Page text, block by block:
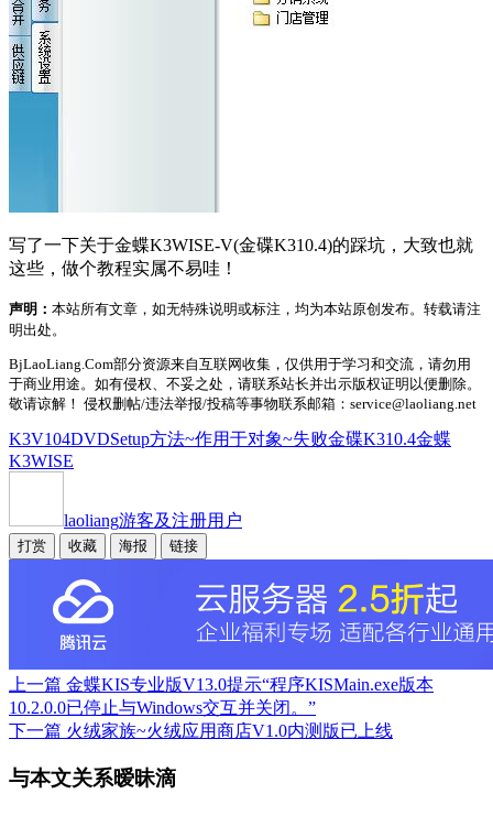
写了一下关于金蝶K3WISE-V(金碟K310.4)的踩坑，大致也就
这些，做个教程实属不易哇！
声明： 本站所有文章，如无特殊说明或标注，均为本站原创发布。转载请注
明出处。
BjLaoLiang.Com部分资源来自互联网收集，仅供用于学习和交流，请勿用
于商业用途。如有侵权、不妥之处，请联系站长并出示版权证明以便删除。
敬请谅解！ 侵权删帖/违法举报/投稿等事物联系邮箱：service@laoliang.net
K3V104DVDSetup方法~作用于对象~失败金碟K310.4金蝶
K3WISE
laoliang游客及注册用户
打赏 收藏 海报 链接
上一篇 金蝶KIS专业版V13.0提示“程序KISMain.exe版本
10.2.0.0已停止与Windows交互并关闭。”
下一篇 火绒家族~火绒应用商店V1.0内测版已上线
与本文关系暧昧滴